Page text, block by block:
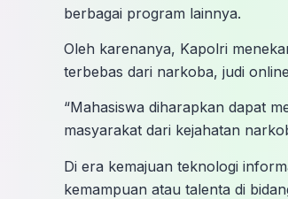
berbagai program lainnya.
Oleh karenanya, Kapolri
terbebas dari narkoba, judi
“Mahasiswa diharapkan dapat
masyarakat dari kejahatan
⁠Di era kemajuan teknologi
kemampuan atau talenta di